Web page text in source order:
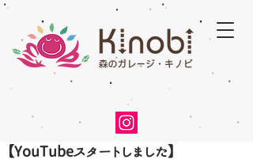
【YouTubeスタートしました】